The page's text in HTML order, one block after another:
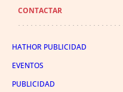
CONTACTAR
HATHOR PUBLICIDAD
EVENTOS
PUBLICIDAD